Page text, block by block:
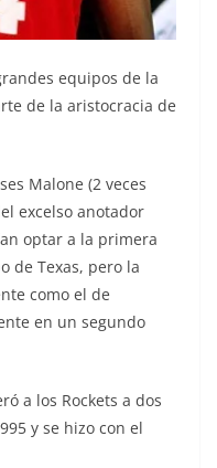
equipos de la
de la aristocracia de
Malone (2 veces
excelso anotador
optar a la primera
de Texas, pero la
como el de
en un segundo
a los Rockets a dos
y se hizo con el